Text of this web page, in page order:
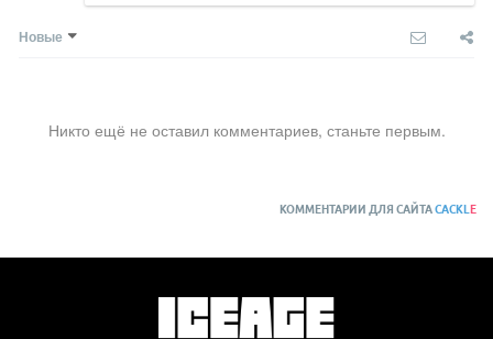
Новые
Никто ещё не оставил комментариев, станьте первым.
КОММЕНТАРИИ ДЛЯ САЙТАCACKL E